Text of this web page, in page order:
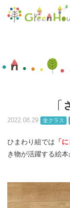
「
2022.08.29 全クラス
ひまわり組では 「
き物が活躍する絵